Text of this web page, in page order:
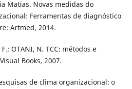
Matias. Novas medidas do
Ferramentas de diagnóstico
Artmed, 2014.
OTANI, N. TCC: métodos e
Books, 2007.
de clima organizacional: o